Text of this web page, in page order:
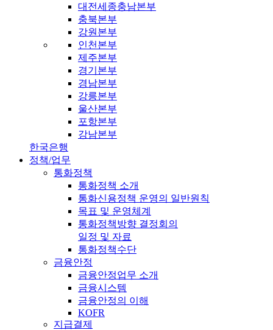
대전세종충남본부
충북본부
강원본부
인천본부
제주본부
경기본부
경남본부
강릉본부
울산본부
포항본부
강남본부
한국은행
정책/업무
통화정책
통화정책 소개
통화신용정책 운영의 일반원칙
목표 및 운영체계
통화정책방향 결정회의
일정 및 자료
통화정책수단
금융안정
금융안정업무 소개
금융시스템
금융안정의 이해
KOFR
지급결제